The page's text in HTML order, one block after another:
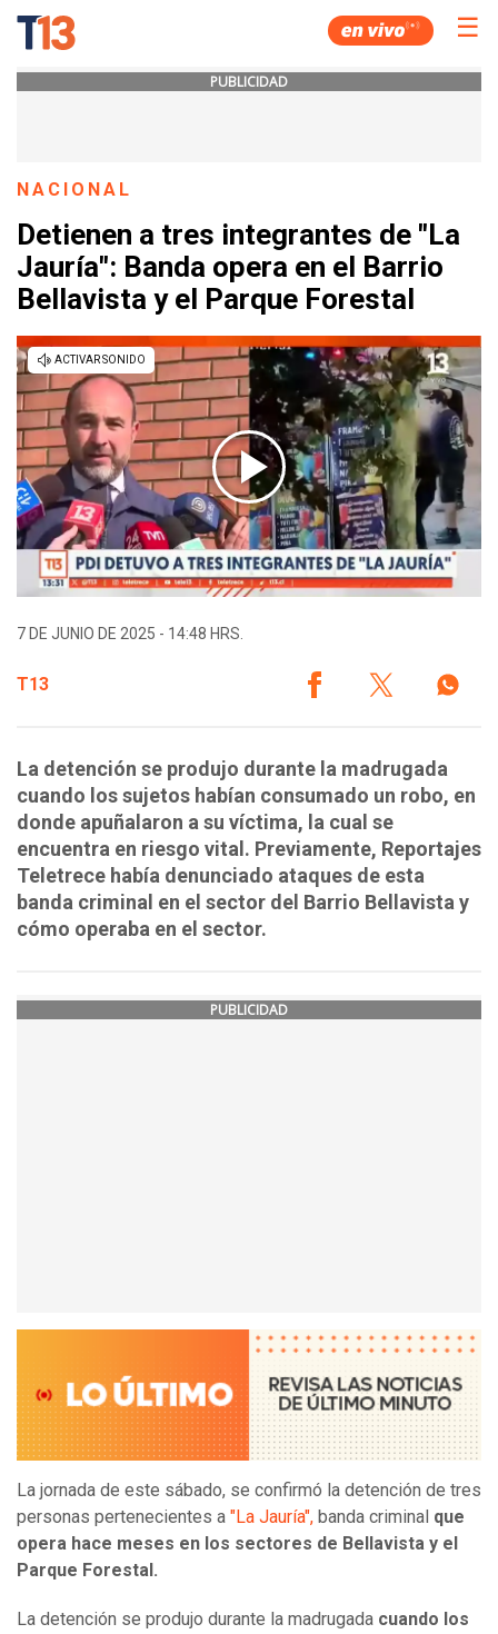
☰
PUBLICIDAD
NACIONAL
Detienen a tres integrantes de "La
Jauría": Banda opera en el Barrio
Bellavista y el Parque Forestal
7 DE JUNIO DE 2025 - 14:48 HRS.
T13
La detención se produjo durante la madrugada
cuando los sujetos habían consumado un robo, en
donde apuñalaron a su víctima, la cual se
encuentra en riesgo vital. Previamente, Reportajes
Teletrece había denunciado ataques de esta
banda criminal en el sector del Barrio Bellavista y
cómo operaba en el sector.
PUBLICIDAD
La jornada de este sábado, se confirmó la detención de tres
personas pertenecientes a "La Jauría", banda criminal que
opera hace meses en los sectores de Bellavista y el
Parque Forestal.
La detención se produjo durante la madrugada cuando los